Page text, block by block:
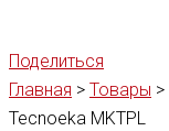
Поделиться
Главная > Товары >
Tecnoeka MKTPL